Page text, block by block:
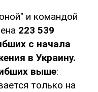
и командой
223 539
с начала
в Украину.
выше:
только на